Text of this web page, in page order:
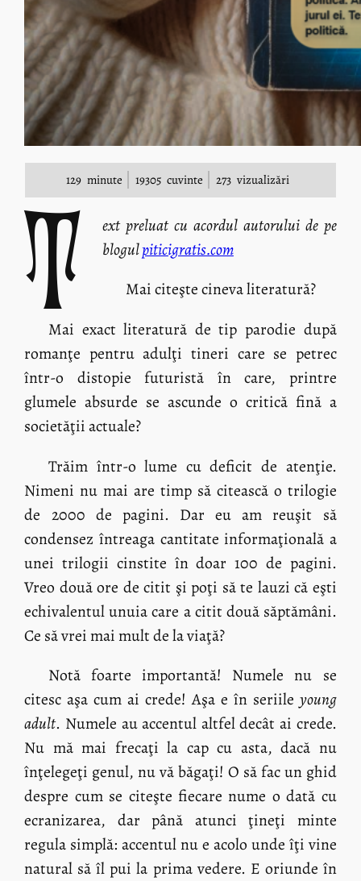
129 minute 19305 cuvinte 273 vizualizări
t
ext preluat cu acordul autorului de pe
blogulpiticigratis.com
Mai citeşte cineva literatură?
Mai exact literatură de tip parodie după
romanţe pentru adulţi tineri care se petrec
într-o distopie futuristă în care, printre
glumele absurde se ascunde o critică fină a
societăţii actuale?
Trăim într-o lume cu deficit de atenţie.
Nimeni nu mai are timp să citească o trilogie
de 2000 de pagini. Dar eu am reuşit să
condensez întreaga cantitate informaţională a
unei trilogii cinstite în doar 100 de pagini.
Vreo două ore de citit şi poţi să te lauzi că eşti
echivalentul unuia care a citit două săptămâni.
Ce să vrei mai mult de la viaţă?
Notă foarte importantă! Numele nu se
citesc aşa cum ai crede! Aşa e în seriile young
adult. Numele au accentul altfel decât ai crede.
Nu mă mai frecaţi la cap cu asta, dacă nu
înţelegeţi genul, nu vă băgaţi! O să fac un ghid
despre cum se citeşte fiecare nume o dată cu
ecranizarea, dar până atunci ţineţi minte
regula simplă: accentul nu e acolo unde îţi vine
natural să îl pui la prima vedere. E oriunde în